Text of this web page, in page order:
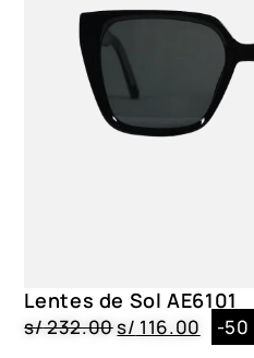
Lentes de Sol AE6101
s/232.00s/ 116.00 -50